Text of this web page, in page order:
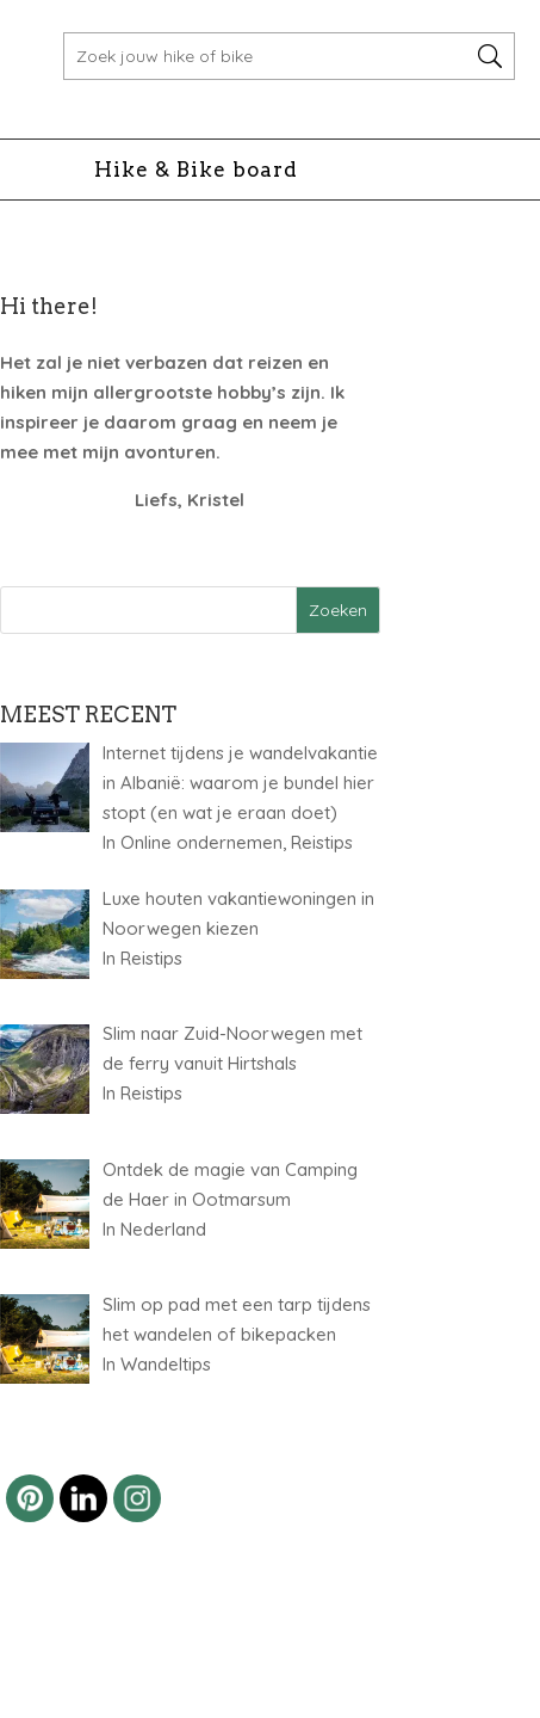
Hike & Bike board
Hi there!
Het zal je niet verbazen dat reizen en
hiken mijn allergrootste hobby’s zijn. Ik
inspireer je daarom graag en neem je
mee met mijn avonturen.
Liefs, Kristel
MEEST RECENT
Internet tijdens je wandelvakantie
in Albanië: waarom je bundel hier
stopt (en wat je eraan doet)
In Online ondernemen, Reistips
Luxe houten vakantiewoningen in
Noorwegen kiezen
In Reistips
Slim naar Zuid-Noorwegen met
de ferry vanuit Hirtshals
In Reistips
Ontdek de magie van Camping
de Haer in Ootmarsum
In Nederland
Slim op pad met een tarp tijdens
het wandelen of bikepacken
In Wandeltips